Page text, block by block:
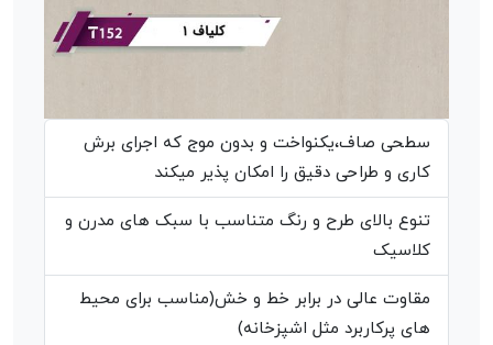
سطحی صاف،یکنواخت و بدون موج که اجرای برش
کاری و طراحی دقیق را امکان پذیر میکند
تنوع بالای طرح و رنگ متناسب با سبک های مدرن و
کلاسیک
مقاوت عالی در برابر خط و خش(مناسب برای محیط
های پرکاربرد مثل اشپزخانه)